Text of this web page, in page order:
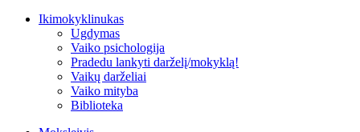
Ikimokyklinukas
Ugdymas
Vaiko psichologija
Pradedu lankyti darželį/mokyklą!
Vaikų darželiai
Vaiko mityba
Biblioteka